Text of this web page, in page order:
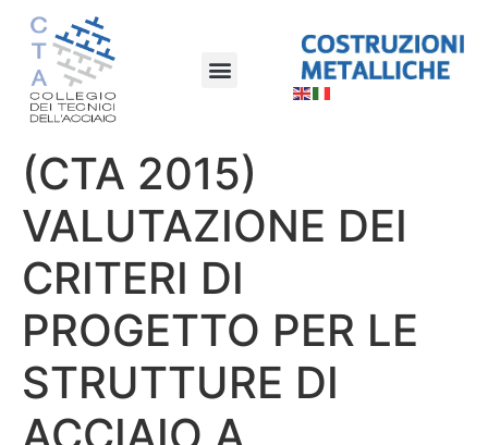
(CTA 2015)
VALUTAZIONE DEI
CRITERI DI
PROGETTO PER LE
STRUTTURE DI